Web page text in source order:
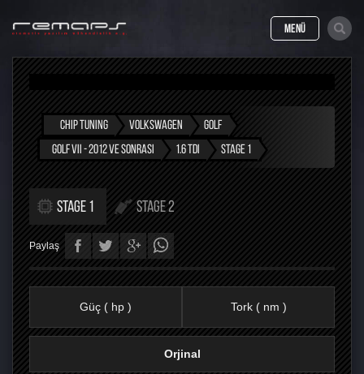
MENÜ
CHIP TUNING VOLKSWAGEN
GOLF
GOLF VII - 2012 VE SONRASI
1.6 TDI STAGE 1
STAGE 1 STAGE 2
Paylaş
Güç ( hp ) Tork ( nm )
Orjinal